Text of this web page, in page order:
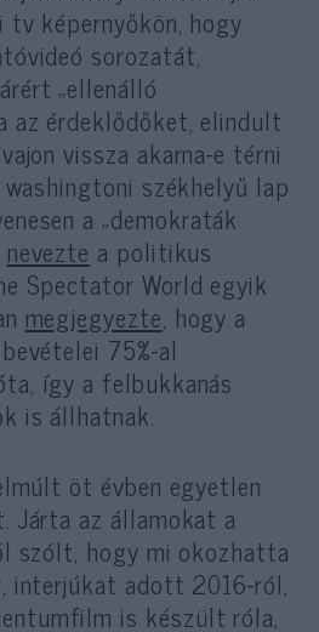
képernyőkön, hogy
sorozatát,
„ellenálló
az érdeklődőket, elindult
vissza akarna-e térni
székhelyű lap
a „demokraták
nevezte a politikus
Spectator World egyik
megjegyezte, hogy a
75%-al
így a felbukkanás
is állhatnak.
öt évben egyetlen
az államokat a
szólt, hogy mi okozhatta
interjúkat adott 2016-ról,
is készült róla,